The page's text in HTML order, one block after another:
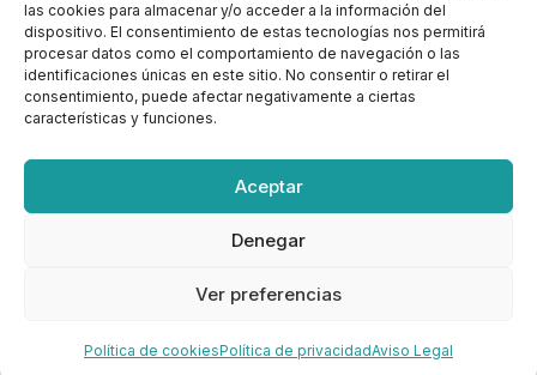
las cookies para almacenar y/o acceder a la información del
dispositivo. El consentimiento de estas tecnologías nos permitirá
procesar datos como el comportamiento de navegación o las
identificaciones únicas en este sitio. No consentir o retirar el
consentimiento, puede afectar negativamente a ciertas
características y funciones.
Aceptar
Denegar
Ver preferencias
Política de cookiesPolítica de privacidadAviso Legal
Opiniones
Merchandising
Newsletter
Copyright © 2026 · Yo te formo, tu academia de
japonés online